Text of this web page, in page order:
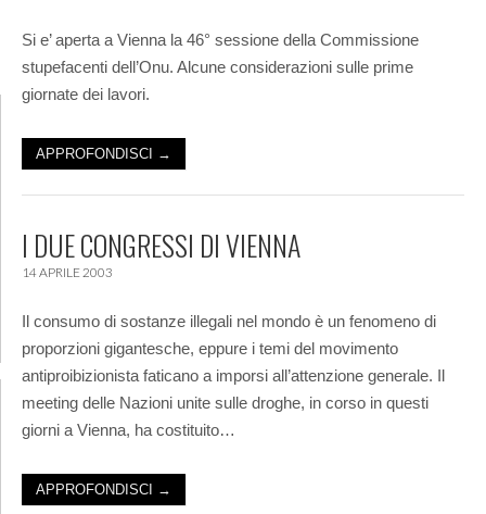
Si e’ aperta a Vienna la 46° sessione della Commissione
stupefacenti dell’Onu. Alcune considerazioni sulle prime
giornate dei lavori.
APPROFONDISCI →
I DUE CONGRESSI DI VIENNA
14 APRILE 2003
Il consumo di sostanze illegali nel mondo è un fenomeno di
proporzioni gigantesche, eppure i temi del movimento
antiproibizionista faticano a imporsi all’attenzione generale. Il
meeting delle Nazioni unite sulle droghe, in corso in questi
giorni a Vienna, ha costituito…
APPROFONDISCI →